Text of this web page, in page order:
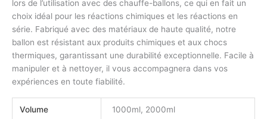
lors de l’utilisation avec des chauffe-ballons, ce qui en fait un
choix idéal pour les réactions chimiques et les réactions en
série. Fabriqué avec des matériaux de haute qualité, notre
ballon est résistant aux produits chimiques et aux chocs
thermiques, garantissant une durabilité exceptionnelle. Facile à
manipuler et à nettoyer, il vous accompagnera dans vos
expériences en toute fiabilité.
Volume 1000ml, 2000ml